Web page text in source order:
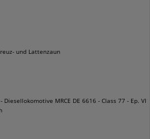
und Lattenzaun
- Diesellokomotive MRCE DE 6616 - Class 77 - Ep. VI